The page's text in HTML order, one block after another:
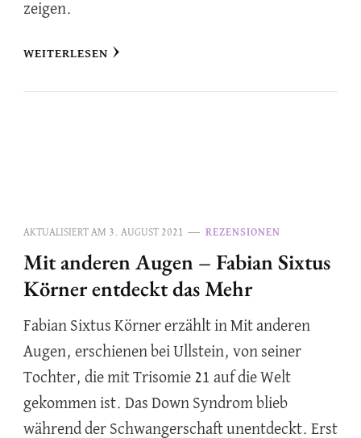
zeigen.
WEITERLESEN
AKTUALISIERT AM 3. AUGUST 2021 REZENSIONEN
Mit anderen Augen – Fabian Sixtus
Körner entdeckt das Mehr
Fabian Sixtus Körner erzählt in Mit anderen
Augen, erschienen bei Ullstein, von seiner
Tochter, die mit Trisomie 21 auf die Welt
gekommen ist. Das Down Syndrom blieb
während der Schwangerschaft unentdeckt. Erst